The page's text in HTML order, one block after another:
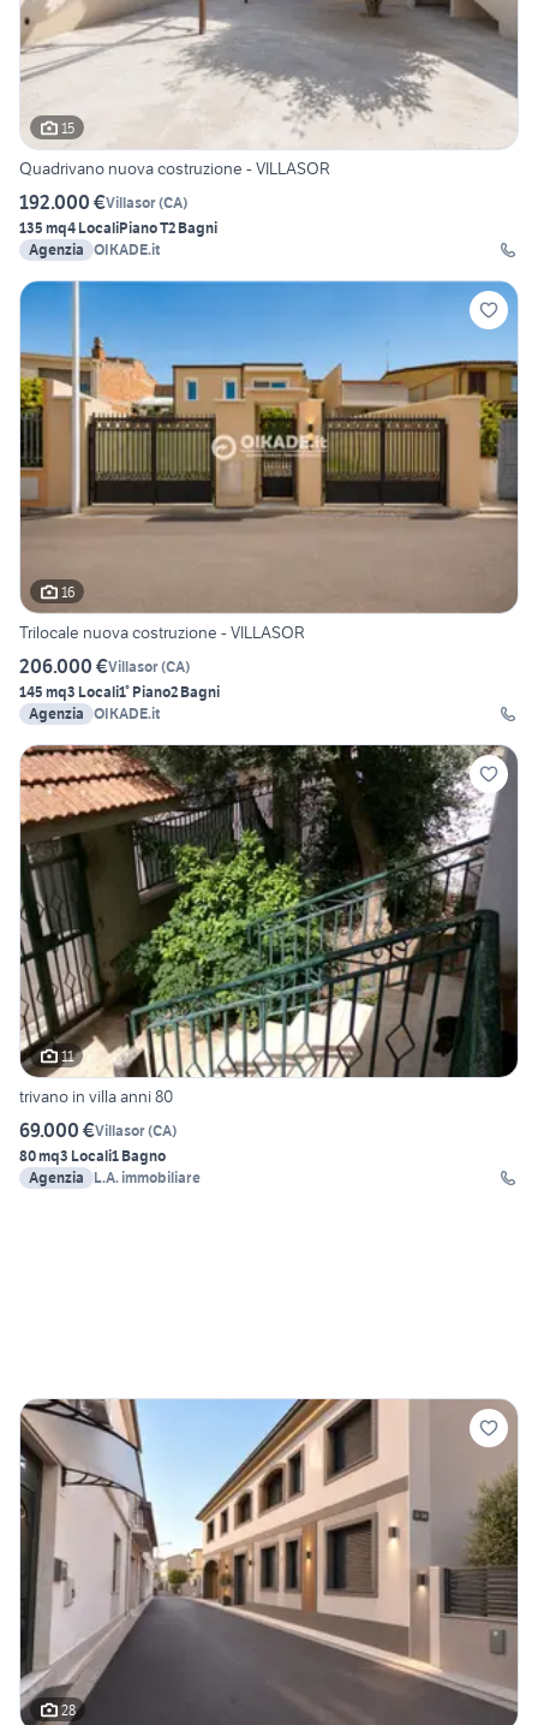
15
Quadrivano nuova costruzione - VILLASOR
192.000 €Villasor(CA)
135 mq4 LocaliPiano T2 Bagni
Agenzia OIKADE.it
16
Trilocale nuova costruzione - VILLASOR
206.000 €Villasor(CA)
145 mq3 Locali1° Piano2 Bagni
Agenzia OIKADE.it
11
trivano in villa anni 80
69.000 €Villasor(CA)
80 mq3 Locali1 Bagno
Agenzia
L.A. immobiliare
28